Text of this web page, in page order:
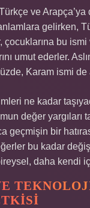
ve
gelirken,
çocuklarına bu
umut ederler.
Karam ismi
ne kadar
değer yargıları
geçmişin bir
bu kadar
daha kendi